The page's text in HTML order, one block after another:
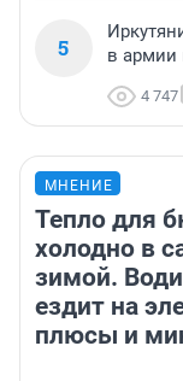
5
в армии
4 747
МНЕНИЕ
Тепло для
холодно в
зимой.
ездит на
плюсы и